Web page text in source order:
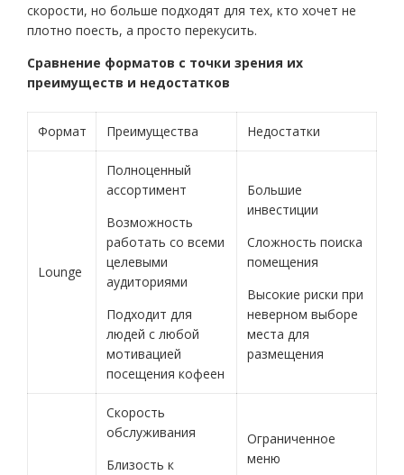
скорости, но больше подходят для тех, кто хочет не
плотно поесть, а просто перекусить.
Сравнение форматов с точки зрения их
преимуществ и недостатков
Формат Преимущества Недостатки
Lounge
Полноценный
ассортимент
Возможность
работать со всеми
целевыми
аудиториями
Подходит для
людей с любой
мотивацией
посещения кофеен
Большие
инвестиции
Сложность поиска
помещения
Высокие риски при
неверном выборе
места для
размещения
Скорость
обслуживания
Близость к
Ограниченное
меню